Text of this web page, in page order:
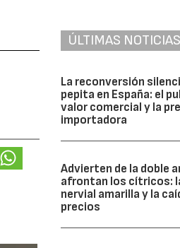
ÚLTIMAS NOTICIAS
La reconversión
pepita en España: el
valor comercial y la
importadora
Advierten de la doble
afrontan los cítricos:
nervial amarilla y la
precios